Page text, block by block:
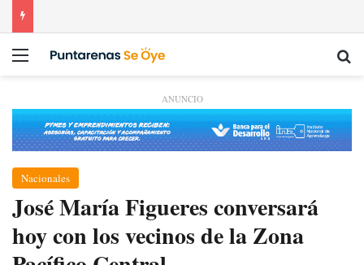
Menú
ANUNCIO
Nacionales
José María Figueres conversará
hoy con los vecinos de la Zona